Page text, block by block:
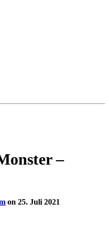
–
on 25. Juli 2021